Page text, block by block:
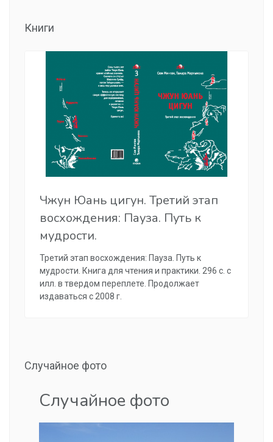
Книги
Чжун Юань цигун. Третий этап
восхождения: Пауза. Путь к
мудрости.
Третий этап восхождения: Пауза. Путь к
мудрости. Книга для чтения и практики. 296 с. с
илл. в твердом переплете. Продолжает
издаваться с 2008 г.
Случайное фото
Случайное фото